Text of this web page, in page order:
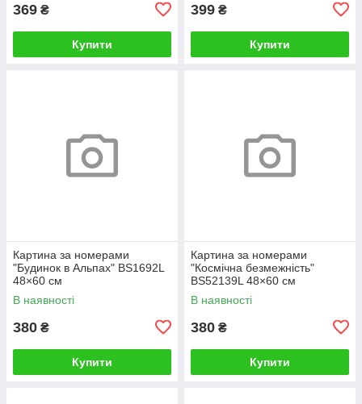
369 ₴
Купити
399 ₴
Купити
Картина за номерами
"Будинок в Альпах" BS1692L
48×60 см
В наявності
380 ₴
Купити
Картина за номерами
"Космічна безмежність"
BS52139L 48×60 см
В наявності
380 ₴
Купити